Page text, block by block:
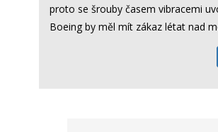
proto se šrouby časem vibracemi
Boeing by měl mít zákaz létat nad